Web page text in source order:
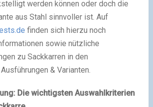
werden können oder doch die
aus Stahl sinnvoller ist. Auf
finden sich hierzu noch
sowie nützliche
zu Sackkarren in den
& Varianten.
Die wichtigsten Auswahlkriterien